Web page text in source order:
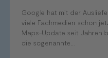
Google hat mit der
viele Fachmedien schon
Maps-Update seit Jahren
die sogenannte...